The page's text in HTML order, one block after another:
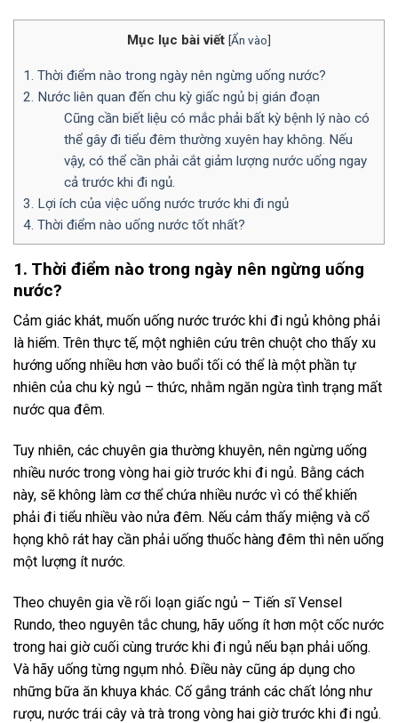
Mục lục bài viết [Ẩn vào]
1. Thời điểm nào trong ngày nên ngừng uống nước?
2. Nước liên quan đến chu kỳ giấc ngủ bị gián đoạn
Cũng cần biết liệu có mắc phải bất kỳ bệnh lý nào có
thể gây đi tiểu đêm thường xuyên hay không. Nếu
vậy, có thể cần phải cắt giảm lượng nước uống ngay
cả trước khi đi ngủ.
3. Lợi ích của việc uống nước trước khi đi ngủ
4. Thời điểm nào uống nước tốt nhất?
1. Thời điểm nào trong ngày nên ngừng uống
nước?
Cảm giác khát, muốn uống nước trước khi đi ngủ không phải
là hiếm. Trên thực tế, một nghiên cứu trên chuột cho thấy xu
hướng uống nhiều hơn vào buổi tối có thể là một phần tự
nhiên của chu kỳ ngủ – thức, nhằm ngăn ngừa tình trạng mất
nước qua đêm.
Tuy nhiên, các chuyên gia thường khuyên, nên ngừng uống
nhiều nước trong vòng hai giờ trước khi đi ngủ. Bằng cách
này, sẽ không làm cơ thể chứa nhiều nước vì có thể khiến
phải đi tiểu nhiều vào nửa đêm. Nếu cảm thấy miệng và cổ
họng khô rát hay cần phải uống thuốc hàng đêm thì nên uống
một lượng ít nước.
Theo chuyên gia về rối loạn giấc ngủ – Tiến sĩ Vensel
Rundo, theo nguyên tắc chung, hãy uống ít hơn một cốc nước
trong hai giờ cuối cùng trước khi đi ngủ nếu bạn phải uống.
Và hãy uống từng ngụm nhỏ. Điều này cũng áp dụng cho
những bữa ăn khuya khác. Cố gắng tránh các chất lỏng như
rượu, nước trái cây và trà trong vòng hai giờ trước khi đi ngủ.